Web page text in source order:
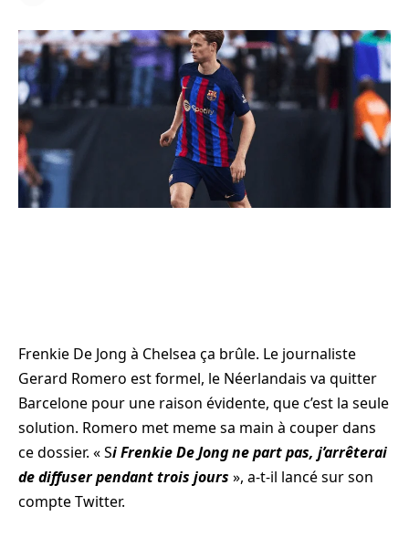
Frenkie De Jong à Chelsea ça brûle. Le journaliste
Gerard Romero est formel, le Néerlandais va quitter
Barcelone pour une raison évidente, que c’est la seule
solution. Romero met meme sa main à couper dans
ce dossier. « Si Frenkie De Jong ne part pas, j’arrêterai
de diffuser pendant trois jours », a-t-il lancé sur son
compte Twitter.